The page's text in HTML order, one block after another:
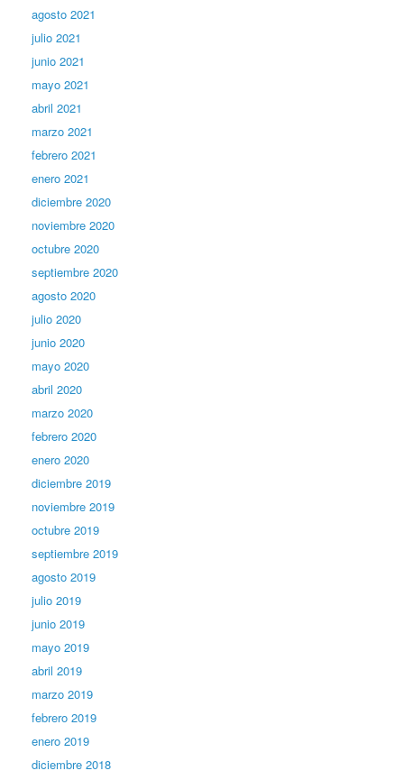
agosto 2021
julio 2021
junio 2021
mayo 2021
abril 2021
marzo 2021
febrero 2021
enero 2021
diciembre 2020
noviembre 2020
octubre 2020
septiembre 2020
agosto 2020
julio 2020
junio 2020
mayo 2020
abril 2020
marzo 2020
febrero 2020
enero 2020
diciembre 2019
noviembre 2019
octubre 2019
septiembre 2019
agosto 2019
julio 2019
junio 2019
mayo 2019
abril 2019
marzo 2019
febrero 2019
enero 2019
diciembre 2018